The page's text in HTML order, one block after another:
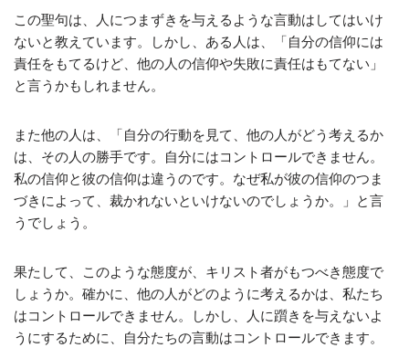
この聖句は、人につまずきを与えるような言動はしてはいけ
ないと教えています。しかし、ある人は、「自分の信仰には
責任をもてるけど、他の人の信仰や失敗に責任はもてない」
と言うかもしれません。
また他の人は、「自分の行動を見て、他の人がどう考えるか
は、その人の勝手です。自分にはコントロールできません。
私の信仰と彼の信仰は違うのです。なぜ私が彼の信仰のつま
づきによって、裁かれないといけないのでしょうか。」と言
うでしょう。
果たして、このような態度が、キリスト者がもつべき態度で
しょうか。確かに、他の人がどのように考えるかは、私たち
はコントロールできません。しかし、人に躓きを与えないよ
うにするために、自分たちの言動はコントロールできます。